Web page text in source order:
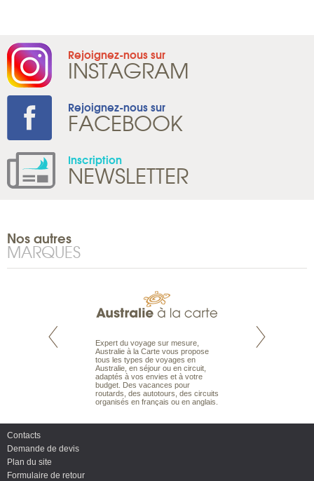
Rejoignez-nous sur
INSTAGRAM
Rejoignez-nous sur
FACEBOOK
Inscription
NEWSLETTER
Nos autres
MARQUES
est le spécialiste
Expert du voyage sur mesure,
Australie à la Carte vous propose
tous les types de voyages en
Australie, en séjour ou en circuit,
adaptés à vos envies et à votre
budget. Des vacances pour
routards, des autotours, des circuits
organisés en français ou en anglais.
Parce qu'ils sont
Contacts
Demande de devis
Plan du site
Formulaire de retour